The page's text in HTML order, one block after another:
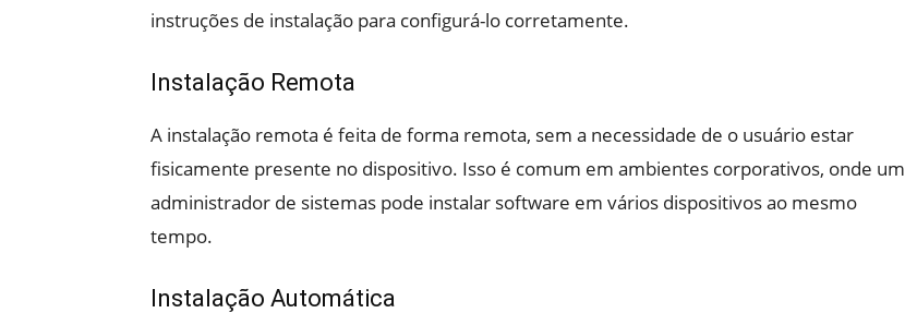
instruções de instalação para configurá-lo corretamente.
Instalação Remota
A instalação remota é feita de forma remota, sem a necessidade de o usuário estar
fisicamente presente no dispositivo. Isso é comum em ambientes corporativos, onde um
administrador de sistemas pode instalar software em vários dispositivos ao mesmo
tempo.
Instalação Automática